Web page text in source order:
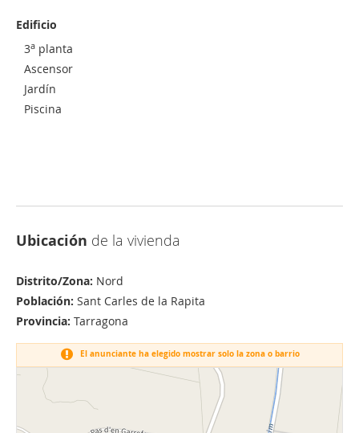
Edificio
3a planta
Ascensor
Jardín
Piscina
Ubicación de la vivienda
Distrito/Zona: Nord
Población: Sant Carles de la Rapita
Provincia: Tarragona
El anunciante ha elegido mostrar solo la zona o barrio